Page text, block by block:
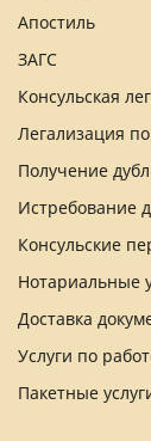
Апостиль
ЗАГС
Консульская
Легализация
Получение
Истребование
Консульские
Нотариальные
Доставка
Услуги по
Пакетные